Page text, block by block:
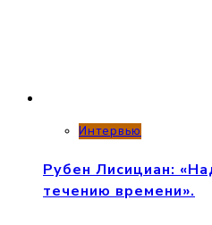
Интервью
Рубен Лисициан:
течению времени».